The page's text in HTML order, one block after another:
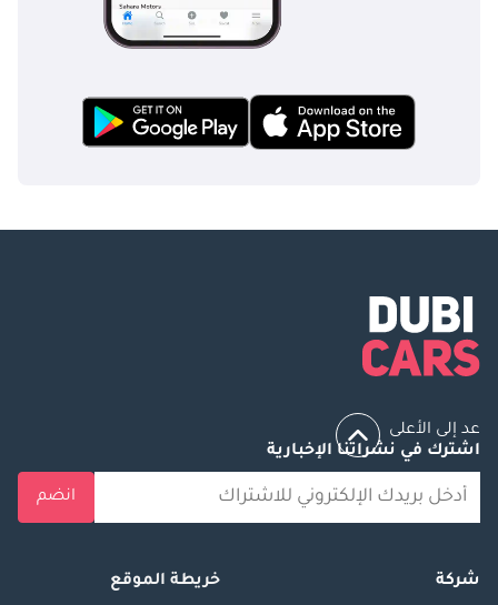
عد إلى الأعلى
اشترك في نشراتنا الإخبارية
انضم
شركة
خريطة الموقع